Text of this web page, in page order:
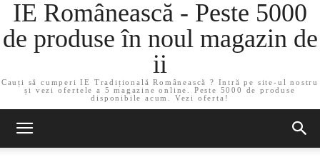
IE Românească - Peste 5000
de produse în noul magazin de
ii
Cauți să cumperi IE Tradițională Românească ? Intră pe site-ul nostru
și vezi ofertele a 5 magazine online. Peste 5000 de produse
disponibile acum. Vezi oferta!